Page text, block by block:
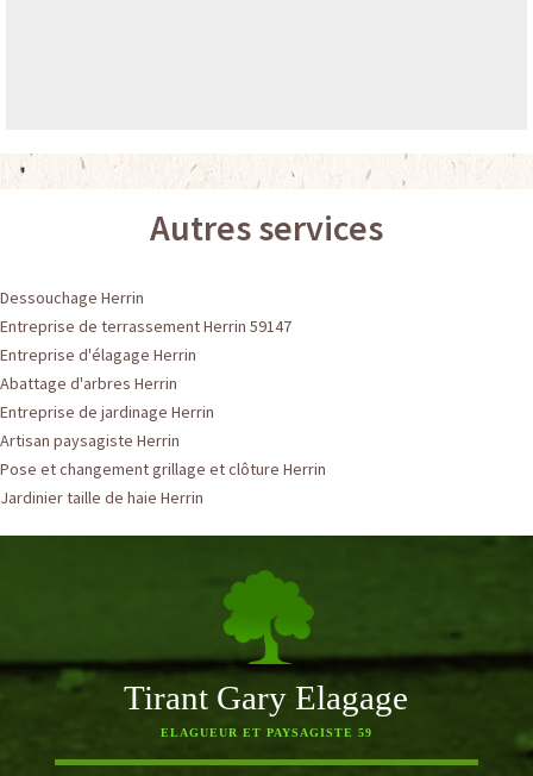
Autres services
Dessouchage Herrin
Entreprise de terrassement Herrin 59147
Entreprise d'élagage Herrin
Abattage d'arbres Herrin
Entreprise de jardinage Herrin
Artisan paysagiste Herrin
Pose et changement grillage et clôture Herrin
Jardinier taille de haie Herrin
Tirant Gary Elagage
ELAGUEUR ET PAYSAGISTE 59